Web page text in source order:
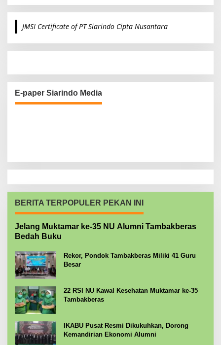
r
c
o
JMSI Certificate of PT Siarindo Cipta Nusantara
E-paper Siarindo Media
BERITA TERPOPULER PEKAN INI
Jelang Muktamar ke-35 NU Alumni Tambakberas
Bedah Buku
Rekor, Pondok Tambakberas Miliki 41 Guru
Besar
22 RSI NU Kawal Kesehatan Muktamar ke-35
Tambakberas
IKABU Pusat Resmi Dikukuhkan, Dorong
Kemandirian Ekonomi Alumni